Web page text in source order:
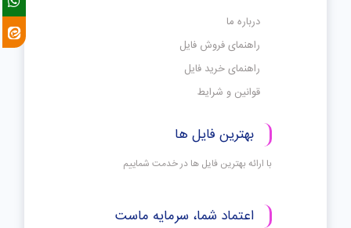
درباره ما
راهنمای فروش فایل
راهنمای خرید فایل
قوانین و شرایط
بهترین فایل ها
با ارائه بهترین فایل ها در خدمت شماییم
اعتماد شما، سرمایه ماست